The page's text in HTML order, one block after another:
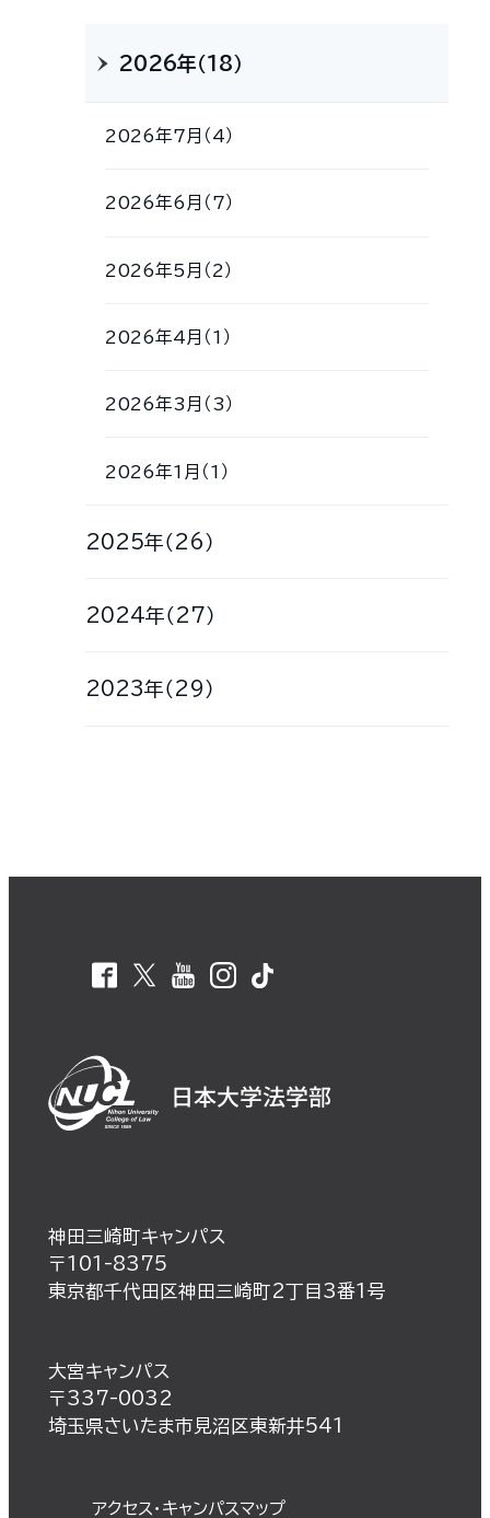
2026年（18）
2026年7月（4）
2026年6月（7）
2026年5月（2）
2026年4月（1）
2026年3月（3）
2026年1月（1）
2025年（26）
2024年（27）
2023年（29）
神田三崎町キャンパス
〒101-8375
東京都千代田区神田三崎町2丁目3番1号
大宮キャンパス
〒337-0032
埼玉県さいたま市見沼区東新井541
アクセス・キャンパスマップ